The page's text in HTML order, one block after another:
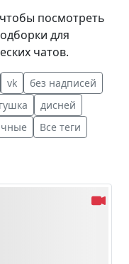
посмотреть
для
чатов.
vk
без надписей
дисней
Все теги